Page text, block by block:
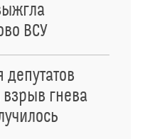
ВСУ
гнева